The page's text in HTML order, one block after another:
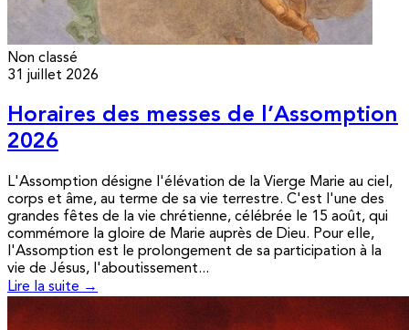
Non classé
31 juillet 2026
Horaires des messes de l’Assomption
2026
L'Assomption désigne l'élévation de la Vierge Marie au ciel,
corps et âme, au terme de sa vie terrestre. C'est l'une des
grandes fêtes de la vie chrétienne, célébrée le 15 août, qui
commémore la gloire de Marie auprès de Dieu. Pour elle,
l'Assomption est le prolongement de sa participation à la
vie de Jésus, l'aboutissement...
Lire la suite →